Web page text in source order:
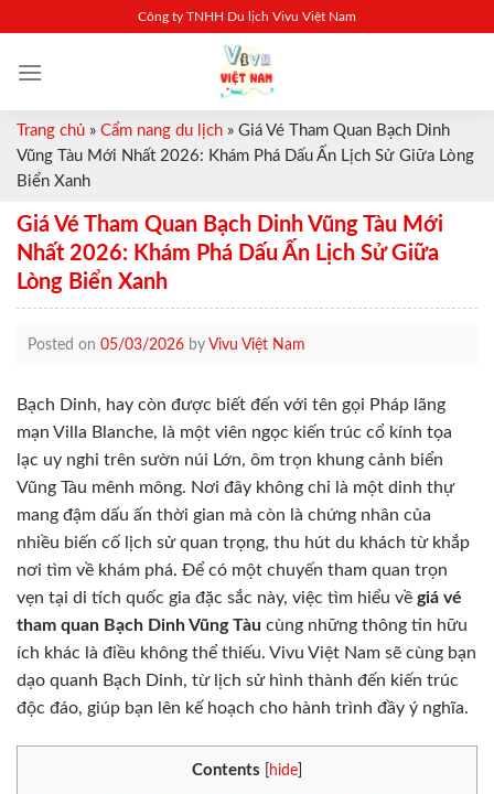
content
Công ty TNHH Du lịch Vivu Việt Nam
Trang chủ » Cẩm nang du lịch » Giá Vé Tham Quan Bạch Dinh
Vũng Tàu Mới Nhất 2026: Khám Phá Dấu Ấn Lịch Sử Giữa Lòng
Biển Xanh
Giá Vé Tham Quan Bạch Dinh Vũng Tàu Mới
Nhất 2026: Khám Phá Dấu Ấn Lịch Sử Giữa
Lòng Biển Xanh
Posted on 05/03/2026 by Vivu Việt Nam
Bạch Dinh, hay còn được biết đến với tên gọi Pháp lãng
mạn Villa Blanche, là một viên ngọc kiến trúc cổ kính tọa
lạc uy nghi trên sườn núi Lớn, ôm trọn khung cảnh biển
Vũng Tàu mênh mông. Nơi đây không chỉ là một dinh thự
mang đậm dấu ấn thời gian mà còn là chứng nhân của
nhiều biến cố lịch sử quan trọng, thu hút du khách từ khắp
nơi tìm về khám phá. Để có một chuyến tham quan trọn
vẹn tại di tích quốc gia đặc sắc này, việc tìm hiểu về giá vé
tham quan Bạch Dinh Vũng Tàu cùng những thông tin hữu
ích khác là điều không thể thiếu. Vivu Việt Nam sẽ cùng bạn
dạo quanh Bạch Dinh, từ lịch sử hình thành đến kiến trúc
độc đáo, giúp bạn lên kế hoạch cho hành trình đầy ý nghĩa.
Contents hide